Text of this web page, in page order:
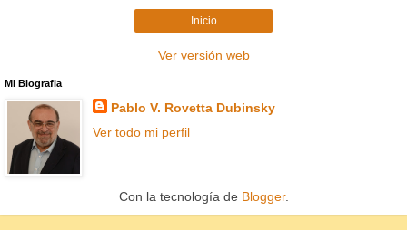
Inicio
Ver versión web
Mi Biografia
Pablo V. Rovetta Dubinsky
Ver todo mi perfil
Con la tecnología de Blogger.